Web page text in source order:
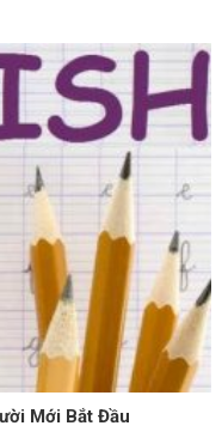
Mới Bắt Đầu